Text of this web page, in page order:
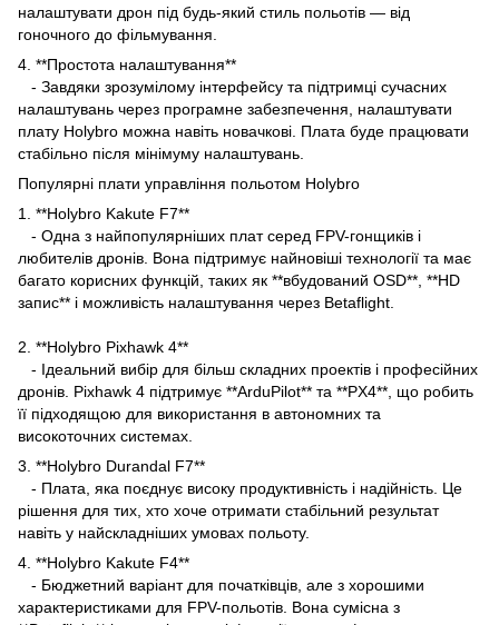
налаштувати дрон під будь-який стиль польотів — від
гоночного до фільмування.
4. **Простота налаштування**
- Завдяки зрозумілому інтерфейсу та підтримці сучасних
налаштувань через програмне забезпечення, налаштувати
плату Holybro можна навіть новачкові. Плата буде працювати
стабільно після мінімуму налаштувань.
Популярні плати управління польотом Holybro
1. **Holybro Kakute F7**
- Одна з найпопулярніших плат серед FPV-гонщиків і
любителів дронів. Вона підтримує найновіші технології та має
багато корисних функцій, таких як **вбудований OSD**, **HD
запис** і можливість налаштування через Betaflight.
2. **Holybro Pixhawk 4**
- Ідеальний вибір для більш складних проектів і професійних
дронів. Pixhawk 4 підтримує **ArduPilot** та **PX4**, що робить
її підходящою для використання в автономних та
високоточних системах.
3. **Holybro Durandal F7**
- Плата, яка поєднує високу продуктивність і надійність. Це
рішення для тих, хто хоче отримати стабільний результат
навіть у найскладніших умовах польоту.
4. **Holybro Kakute F4**
- Бюджетний варіант для початківців, але з хорошими
характеристиками для FPV-польотів. Вона сумісна з